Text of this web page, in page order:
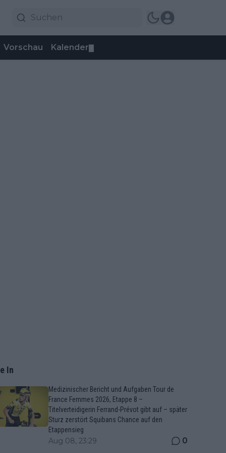
Vorschau Kalender
In
Medizinischer Bericht und Aufgaben Tour de
France Femmes 2026, Etappe 8 –
Titelverteidigerin Ferrand-Prévot gibt auf – später
Sturz zerstört Squibans Chance auf den
Etappensieg
Aug 08, 23:29 0